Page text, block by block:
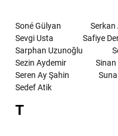
Soné Gülyan Serkan
Sevgi Usta
Safiye
Sarphan Uzunoğlu
Sezin Aydemir
Sinan
Seren Ay Şahin
Sedef Atik
T